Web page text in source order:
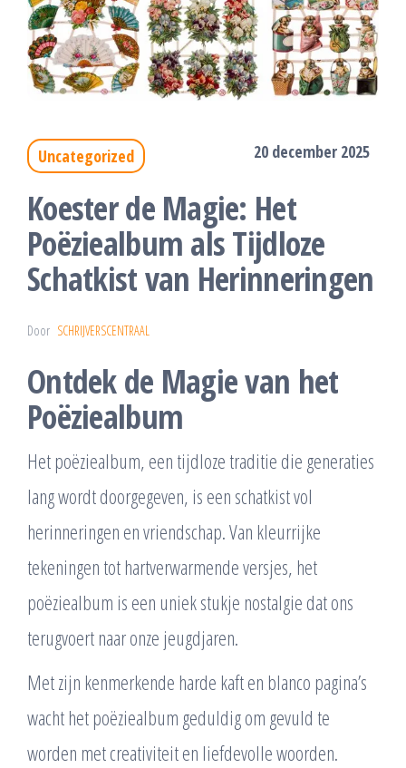
Uncategorized 20 december 2025
Koester de Magie: Het
Poëziealbum als Tijdloze
Schatkist van Herinneringen
Door SCHRIJVERSCENTRAAL
Ontdek de Magie van het
Poëziealbum
Het poëziealbum, een tijdloze traditie die generaties
lang wordt doorgegeven, is een schatkist vol
herinneringen en vriendschap. Van kleurrijke
tekeningen tot hartverwarmende versjes, het
poëziealbum is een uniek stukje nostalgie dat ons
terugvoert naar onze jeugdjaren.
Met zijn kenmerkende harde kaft en blanco pagina’s
wacht het poëziealbum geduldig om gevuld te
worden met creativiteit en liefdevolle woorden.